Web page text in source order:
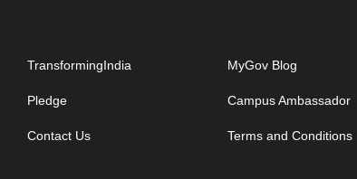
TransformingIndia MyGov Blog
Pledge Campus Ambassador
Contact Us Terms and Conditions